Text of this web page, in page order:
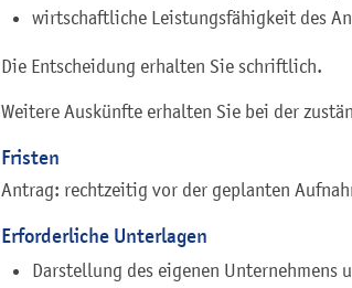
wirtschaftliche Leistungsfähigkeit des
Die Entscheidung erhalten Sie schriftlich.
Weitere Auskünfte erhalten Sie bei der
Fristen
Antrag: rechtzeitig vor der geplanten
Erforderliche Unterlagen
Darstellung des eigenen Unternehmens